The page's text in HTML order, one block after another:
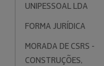
UNIPESSOAL LDA
FORMA JURÍDICA
MORADA DE CSRS -
CONSTRUÇÕES,